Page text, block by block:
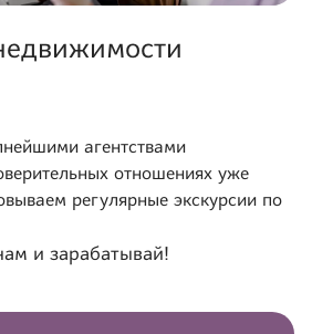
агентствами
отношениях уже
регулярные экскурсии по
и зарабатывай!